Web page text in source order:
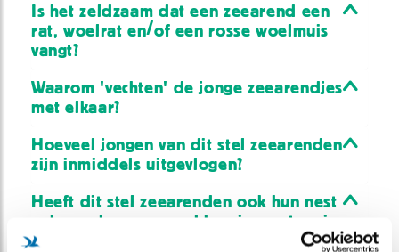
Is het zeldzaam dat een zeearend een
rat, woelrat en/of een rosse woelmuis
vangt?
Waarom 'vechten' de jonge zeearendjes
met elkaar?
Hoeveel jongen van dit stel zeearenden
zijn inmiddels uitgevlogen?
Heeft dit stel zeearenden ook hun nest
gebouwd op een oud kraaiennest en is
het daarom zo stevig?